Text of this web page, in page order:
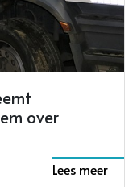
over
Lees meer